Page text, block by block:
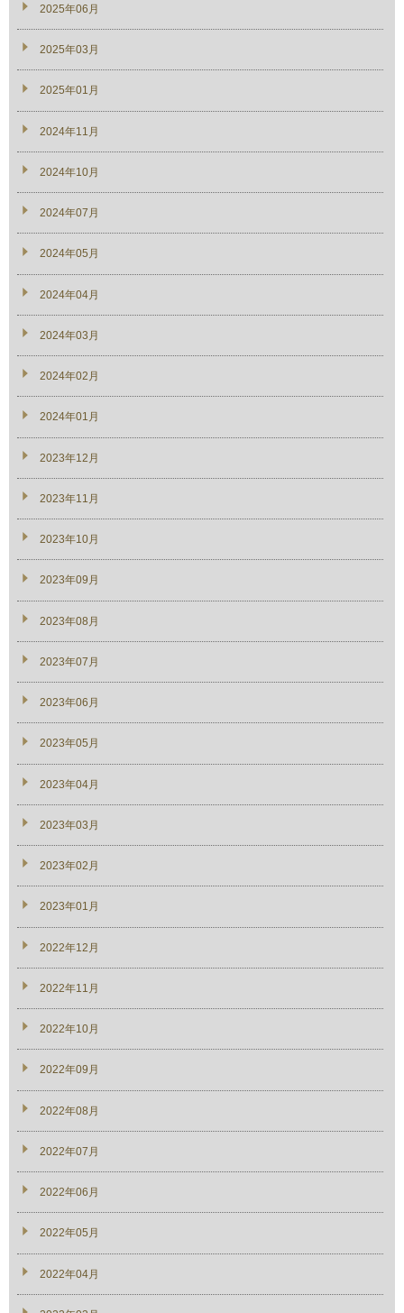
2025年06月
2025年03月
2025年01月
2024年11月
2024年10月
2024年07月
2024年05月
2024年04月
2024年03月
2024年02月
2024年01月
2023年12月
2023年11月
2023年10月
2023年09月
2023年08月
2023年07月
2023年06月
2023年05月
2023年04月
2023年03月
2023年02月
2023年01月
2022年12月
2022年11月
2022年10月
2022年09月
2022年08月
2022年07月
2022年06月
2022年05月
2022年04月